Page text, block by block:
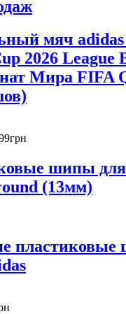
мяч
2026 League
Мира FIFA
грн
шипы для
(13мм)
пластиковые